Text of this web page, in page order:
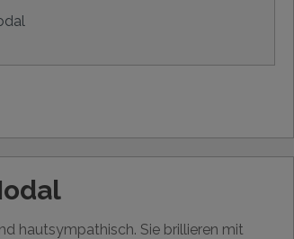
hautsympathisch. Sie brillieren mit